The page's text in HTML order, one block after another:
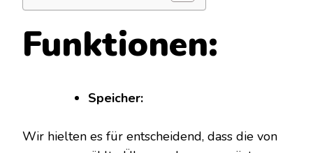
Funktionen:
Speicher:
Wir hielten es für entscheidend, dass die von